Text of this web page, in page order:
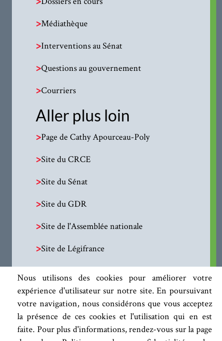
Nous utilisons des cookies pour améliorer votre
expérience d'utilisateur sur notre site. En poursuivant
votre navigation, nous considérons que vous acceptez
la présence de ces cookies et l'utilisation qui en est
faite. Pour plus d'informations, rendez-vous sur la page
>Médiathèque
>Interventions au Sénat
>Questions au gouvernement
>Courriers
Aller plus loin
>Page de Cathy Apourceau-Poly
>Site du CRCE
>Site du Sénat
>Site du GDR
>Site de l'Assemblée nationale
>Site de Légifrance